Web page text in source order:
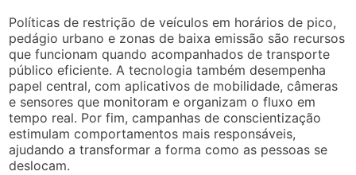
Políticas de restrição de veículos em horários de pico,
pedágio urbano e zonas de baixa emissão são recursos
que funcionam quando acompanhados de transporte
público eficiente. A tecnologia também desempenha
papel central, com aplicativos de mobilidade, câmeras
e sensores que monitoram e organizam o fluxo em
tempo real. Por fim, campanhas de conscientização
estimulam comportamentos mais responsáveis,
ajudando a transformar a forma como as pessoas se
deslocam.